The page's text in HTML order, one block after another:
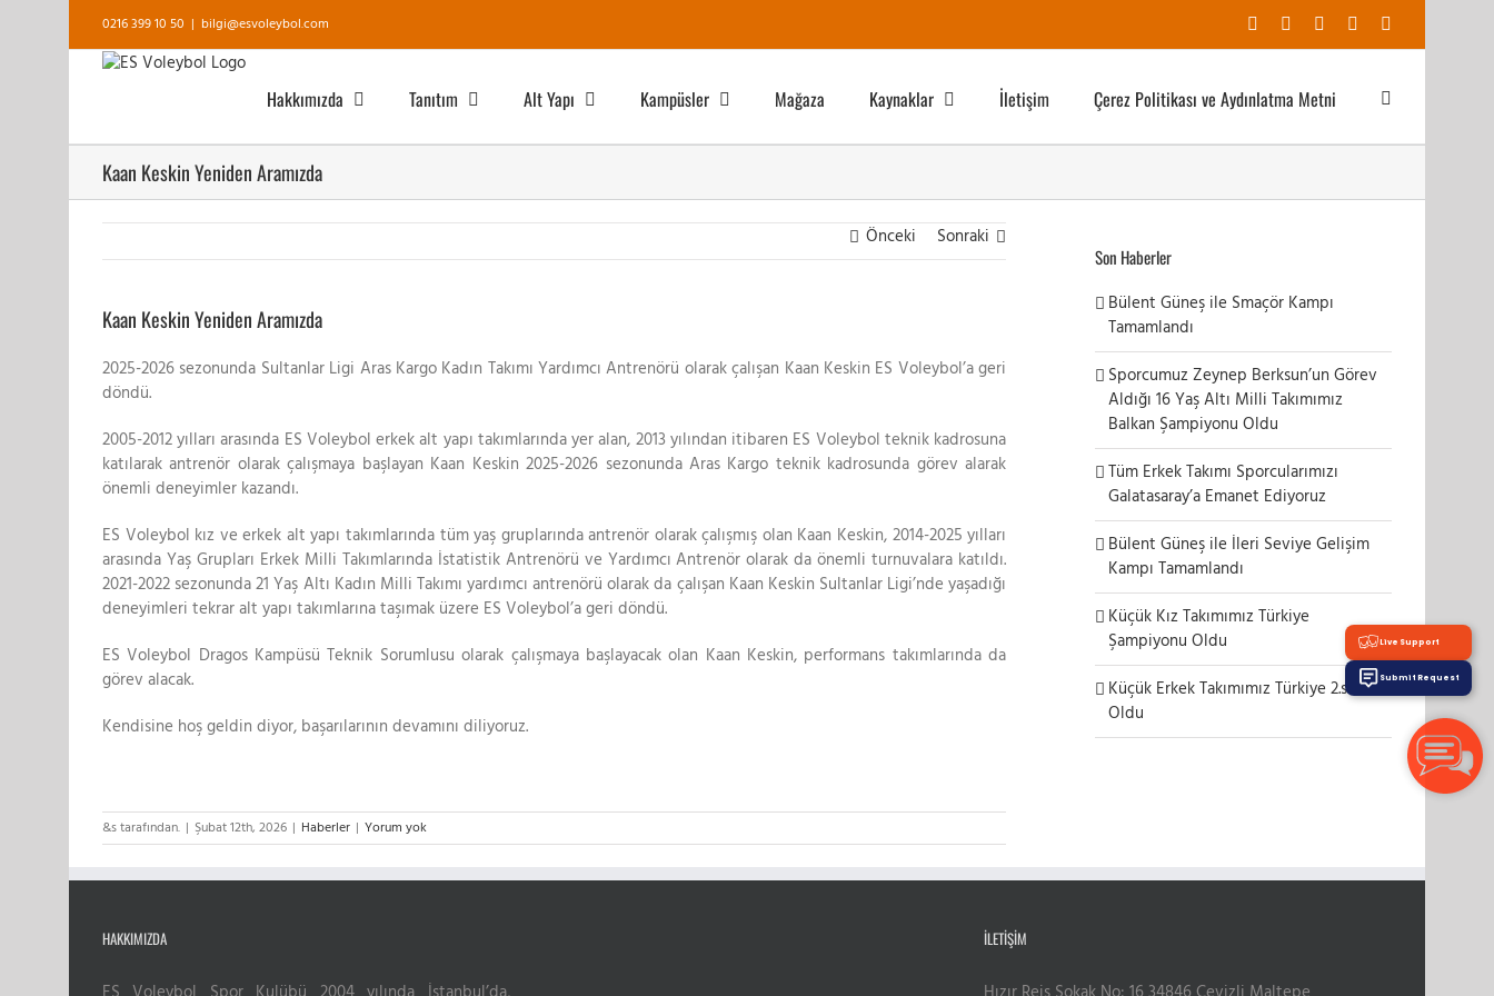
0216 399 10 50 | bilgi@esvoleybol.com Facebook YouTubeInstagram
Hakkımızda Tanıtım Alt Yapı Kampüsler Mağaza Kaynaklar İletişim Çerez Politikası ve Aydınlatma Metni
Kaan Keskin Yeniden Aramızda
Önceki
Sonraki
Larger
Image
Kaan Keskin Yeniden Aramızda
2025-2026 sezonunda Sultanlar Ligi Aras Kargo Kadın Takımı Yardımcı Antrenörü olarak çalışan Kaan Keskin ES Voleybol’a geri
döndü.
2005-2012 yılları arasında ES Voleybol erkek alt yapı takımlarında yer alan, 2013 yılından itibaren ES Voleybol teknik kadrosuna
katılarak antrenör olarak çalışmaya başlayan Kaan Keskin 2025-2026 sezonunda Aras Kargo teknik kadrosunda görev alarak
önemli deneyimler kazandı.
ES Voleybol kız ve erkek alt yapı takımlarında tüm yaş gruplarında antrenör olarak çalışmış olan Kaan Keskin, 2014-2025 yılları
arasında Yaş Grupları Erkek Milli Takımlarında İstatistik Antrenörü ve Yardımcı Antrenör olarak da önemli turnuvalara katıldı.
2021-2022 sezonunda 21 Yaş Altı Kadın Milli Takımı yardımcı antrenörü olarak da çalışan Kaan Keskin Sultanlar Ligi’nde yaşadığı
deneyimleri tekrar alt yapı takımlarına taşımak üzere ES Voleybol’a geri döndü.
ES Voleybol Dragos Kampüsü Teknik Sorumlusu olarak çalışmaya başlayacak olan Kaan Keskin, performans takımlarında da
görev alacak.
Kendisine hoş geldin diyor, başarılarının devamını diliyoruz.
&s tarafından. | Şubat 12th, 2026 | Haberler | Yorum yok
Son Haberler
Bülent Güneş ile Smaçör Kampı
Tamamlandı
Sporcumuz Zeynep Berksun’un Görev
Aldığı 16 Yaş Altı Milli Takımımız
Balkan Şampiyonu Oldu
Tüm Erkek Takımı Sporcularımızı
Galatasaray’a Emanet Ediyoruz
Bülent Güneş ile İleri Seviye Gelişim
Kampı Tamamlandı
Küçük Kız Takımımız Türkiye
Şampiyonu Oldu
Küçük Erkek Takımımız Türkiye 2.si
Oldu
HAKKIMIZDA İLETIŞIM
Live Support
Submit Request